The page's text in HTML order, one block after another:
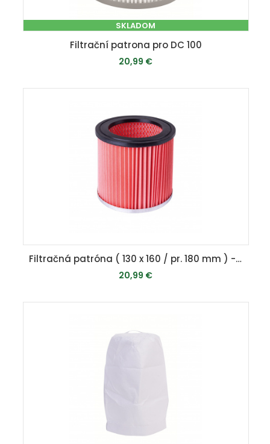
SKLADOM
Filtrační patrona pro DC 100
20,99 €
Filtračná patróna ( 130 x 160 / pr. 180 mm ) - pre DC 04 / HA 1000
20,99 €